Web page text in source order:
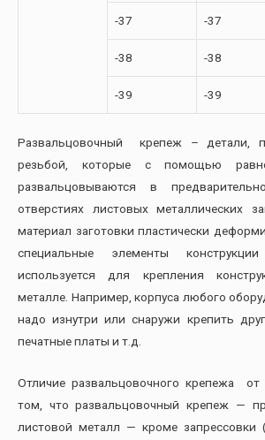
-37 -37
-38 -38
-39 -39
Развальцовочный крепеж – детали,
резьбой, которые с помощью
развальцовываются в
отверстиях листовых металлических
материал заготовки пластически
специальные элементы
используется для крепления
металле. Например, корпуса любого
надо изнутри или снаружи крепить
печатные платы и т.д.
Отличие развальцовочного крепежа от
том, что развальцовочный крепеж —
листовой металл — кроме